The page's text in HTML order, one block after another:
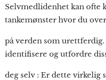
Selvmedlidenhet kan ofte
tankemønster hvor du
på verden som
identifisere og utfordre
deg selv : Er dette virkelig